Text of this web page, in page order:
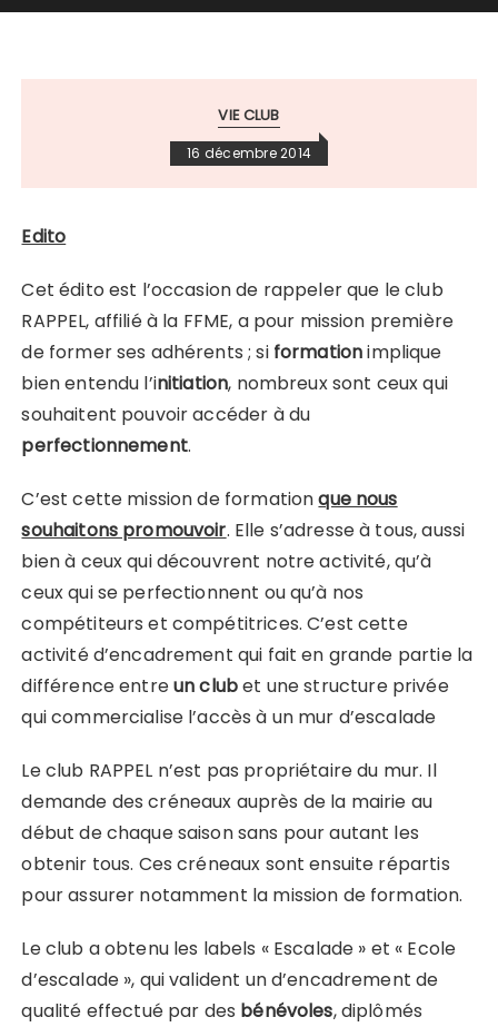
VIE CLUB
16 décembre 2014
Edito
Cet édito est l’occasion de rappeler que le club
RAPPEL, affilié à la FFME, a pour mission première
de former ses adhérents ; si formationimplique
bien entendu l’initiation, nombreux sont ceux qui
souhaitent pouvoir accéder à du
perfectionnement.
C’est cette mission de formationque nous
souhaitons promouvoir. Elle s’adresse à tous, aussi
bien à ceux qui découvrent notre activité, qu’à
ceux qui se perfectionnent ou qu’à nos
compétiteurs et compétitrices. C’est cette
activité d’encadrement qui fait en grande partie la
différence entreun clubet une structure privée
qui commercialise l’accès à un mur d’escalade
Le club RAPPEL n’est pas propriétaire du mur. Il
demande des créneaux auprès de la mairie au
début de chaque saison sans pour autant les
obtenir tous. Ces créneaux sont ensuite répartis
pour assurer notamment la mission de formation.
Le club a obtenu les labels « Escalade » et « Ecole
d’escalade », qui valident un d’encadrement de
qualité effectué par des bénévoles, diplômés